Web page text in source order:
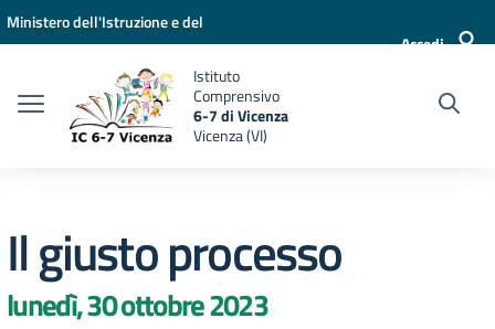
Vai ai contenuti
Vai al menu di navigazione
Vai al footer
Ministero dell'Istruzione e del
Accedi
Istituto
Comprensivo
6-7 di Vicenza
Vicenza (VI)
Il giusto processo
lunedì, 30 ottobre 2023